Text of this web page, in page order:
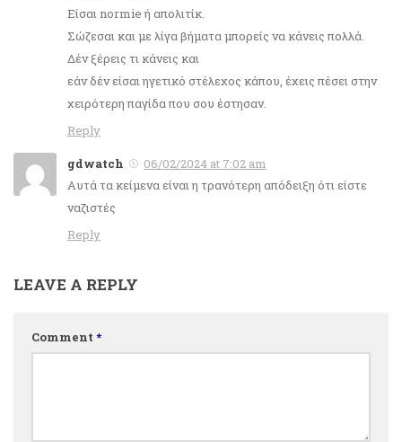
Είσαι normie ή απολιτίκ.
Σώζεσαι και με λίγα βήματα μπορείς να κάνεις πολλά.
Δέν ξέρεις τι κάνεις και
εάν δέν είσαι ηγετικό στέλεχος κάπου, έχεις πέσει στην
χειρότερη παγίδα που σου έστησαν.
Reply
gdwatch
06/02/2024 at 7:02 am
Αυτά τα κείμενα είναι η τρανότερη απόδειξη ότι είστε
ναζιστές
Reply
LEAVE A REPLY
Comment *